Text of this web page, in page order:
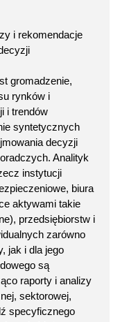
i rekomendacje
gromadzenie,
rynków i
i trendów
syntetycznych
decyzji
Analityk
instytucji
biura
aktywami takie
przedsiębiorstw i
zarówno
jak i dla jego
są
raporty i analizy
sektorowej,
specyficznego